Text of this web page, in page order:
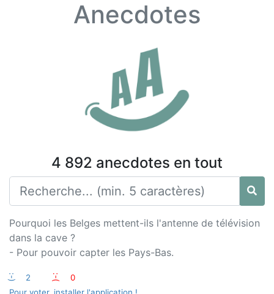
Anecdotes
4 892 anecdotes en tout
Pourquoi les Belges mettent-ils l'antenne de télévision
dans la cave ?
- Pour pouvoir capter les Pays-Bas.
:-) 2 :-(
0